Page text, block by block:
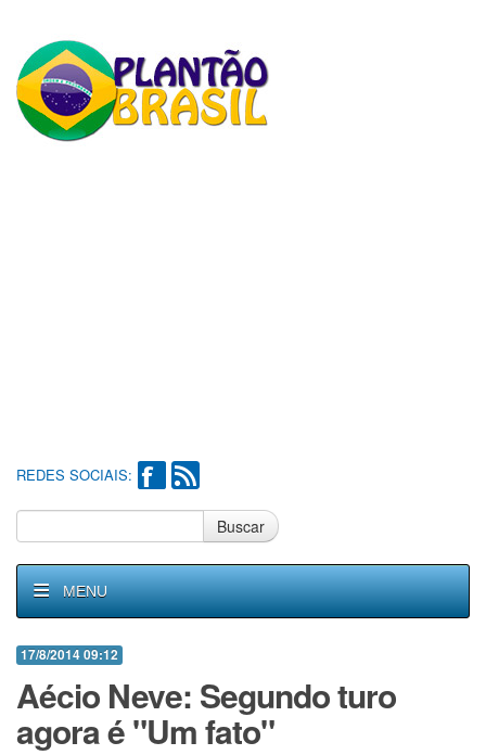
REDES SOCIAIS:
Buscar
MENU
17/8/2014 09:12
Aécio Neve: Segundo turo
agora é "Um fato"